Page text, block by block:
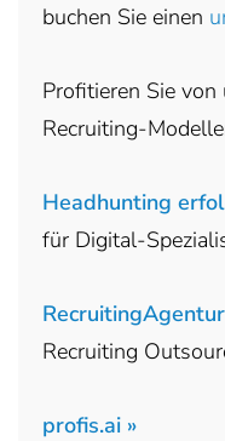
buchen Sie einen
Profitieren Sie
Recruiting-
Headhunting
für Digital-
Recruiting
profis.ai »